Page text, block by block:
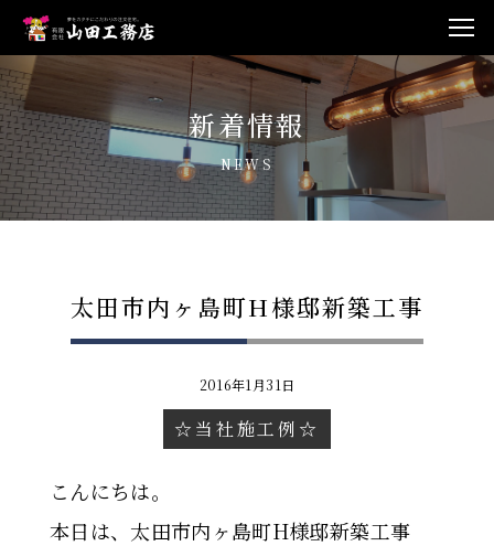
新着情報
NEWS
太田市内ヶ島町H様邸新築工事
2016年1月31日
☆当社施工例☆
こんにちは。
本日は、太田市内ヶ島町H様邸新築工事